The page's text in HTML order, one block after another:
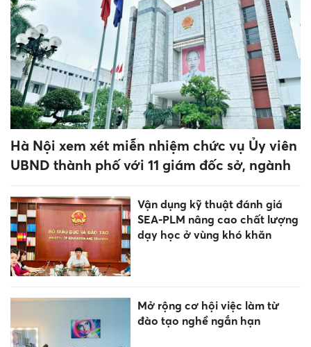
Hà Nội xem xét miễn nhiệm chức vụ Ủy viên
UBND thành phố với 11 giám đốc sở, ngành
Vận dụng kỹ thuật đánh giá
SEA-PLM nâng cao chất lượng
dạy học ở vùng khó khăn
Mở rộng cơ hội việc làm từ
đào tạo nghề ngắn hạn